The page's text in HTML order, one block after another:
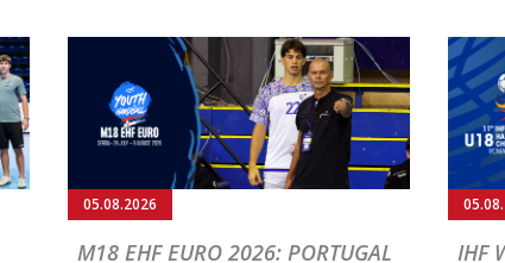
/ RETROTARGET _ - _
MARÍTIMO MADEIRA
SAD
_ - _ ABC DE BRAGA /Lusíadas
_ - _ ABC DE BRAGA /OBO
05.08.2026
M18 EHF EURO 2026: PORTUGAL
IHF